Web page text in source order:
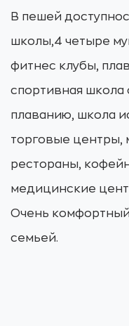
В пешей
школы,4 четыре
фитнес клубы,
спортивная школа
плаванию, школа
торговые центры,
рестораны,
медицинские
Очень
семьей.